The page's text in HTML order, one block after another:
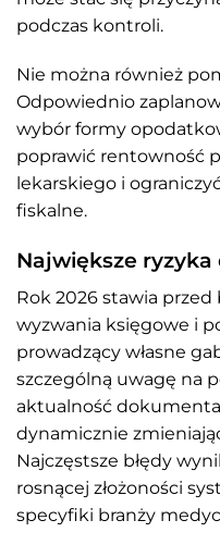
podczas kontroli.
Nie można również
Odpowiednio
wybór formy
poprawić rentowność
lekarskiego i
fiskalne.
Największe
Rok 2026 stawia
wyzwania księgowe i
prowadzący własne
szczególną uwagę na
aktualność
dynamicznie
Najczęstsze błędy
rosnącej złożoności
specyfiki branży